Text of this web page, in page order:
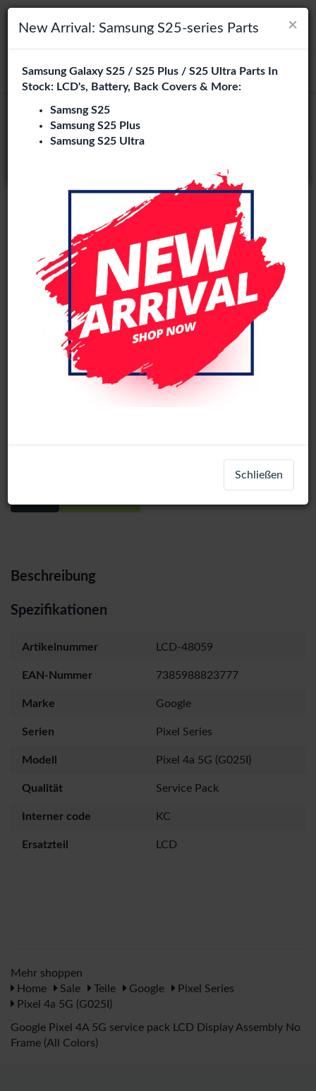
×
Wählen Sie Ihre Sprache
Es sieht so aus, als wären Sie in Vereinigte Staaten
Besuchen Sie
Navigation umschalten
suchen
Login
Service Pack
Beschreibung
Spezifikationen
Artikelnummer LCD-48059
EAN-Nummer 7385988823777
Marke Google
Serien Pixel Series
Modell Pixel 4a 5G (G025I)
Qualität Service Pack
Interner code KC
Ersatzteil LCD
Mehr shoppen
Home
Sale Teile Google
Pixel Series
Pixel 4a 5G (G025I)
Google Pixel 4A 5G service pack LCD Display Assembly No
Frame (All Colors)
×
New Arrival: Samsung S25-series Parts
Samsung Galaxy S25 / S25 Plus / S25 Ultra Parts In
Stock: LCD's, Battery, Back Covers & More:
Samsng S25
Samsung S25 Plus
Samsung S25 Ultra
Schließen